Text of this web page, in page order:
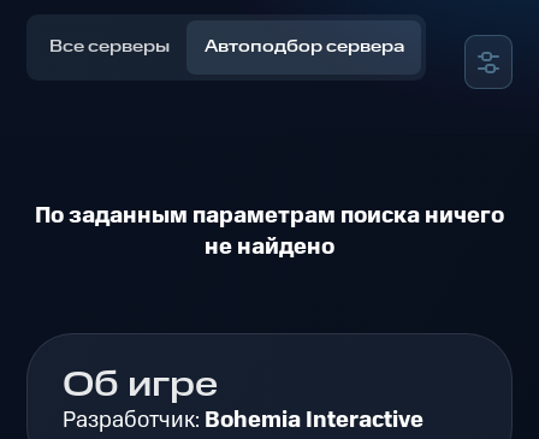
Все серверы Автоподбор сервера
По заданным параметрам поиска ничего
не найдено
Об игре
Разработчик: Bohemia Interactive